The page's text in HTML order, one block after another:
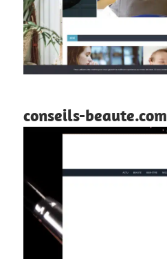
conseils-beaute.com